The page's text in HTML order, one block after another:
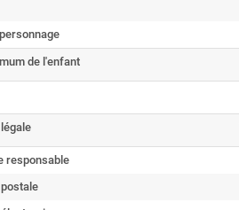
de l'enfant
responsable